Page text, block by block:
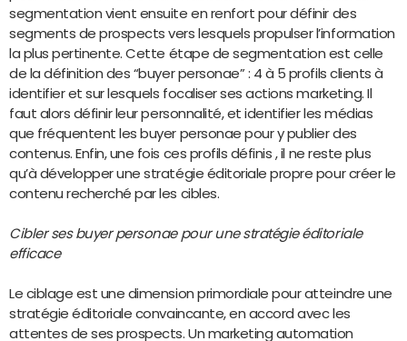
segmentation vient ensuite en renfort pour définir des
segments de prospects vers lesquels propulser l’information
la plus pertinente. Cette étape de segmentation est celle
de la définition des “buyer personae” : 4 à 5 profils clients à
identifier et sur lesquels focaliser ses actions marketing. Il
faut alors définir leur personnalité, et identifier les médias
que fréquentent les buyer personae pour y publier des
contenus. Enfin, une fois ces profils définis , il ne reste plus
qu’à développer une stratégie éditoriale propre pour créer le
contenu recherché par les cibles.
Cibler ses buyer personae pour une stratégie éditoriale
efficace
Le ciblage est une dimension primordiale pour atteindre une
stratégie éditoriale convaincante, en accord avec les
attentes de ses prospects. Un marketing automation